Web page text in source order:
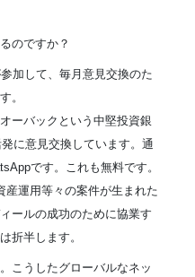
のですか？
加して、毎月意見交換のた
。
ーバックという中堅投資銀
に意見交換しています。通
です。これも無料です。
産運用等々の案件が生まれた
ールの成功のために協業す
折半します。
うしたグローバルなネッ